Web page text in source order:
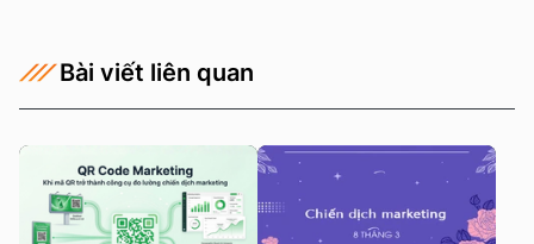
Bài viết liên quan